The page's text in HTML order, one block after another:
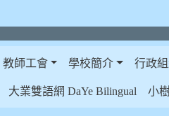
教師工會 學校簡介 行政
大業雙語網 DaYe Bilingual 小